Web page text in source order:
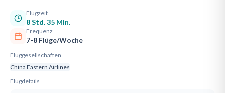
Flugzeit
8 Std. 35 Min.
Frequenz
7-8 Flüge/Woche
Fluggesellschaften
China Eastern Airlines
Flugdetails